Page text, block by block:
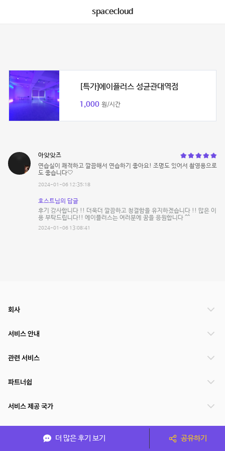
spacecloud
[특가]에이플러스 성균관대역점
1,000 원/시간
아얒앚즈
연습실이 쾌적하고 깔끔해서 연습하기 좋아요! 조명도 있어서 촬영용으로
도 좋습니다🤍
2024-01-06 12:35:18
호스트님의 답글
후기 감사합니다 !! 더욱더 깔끔하고 청결함을 유지하겠습니다 !! 많은 이
용 부탁드립니다!! 에이플러스는 여러분에 꿈을 응원합니다 ^^
2024-01-06 13:08:41
더 많은 후기 보기 공유하기
회사
서비스 안내
관련 서비스
파트너쉽
서비스 제공 국가
(주)NSPACE 사업자정보